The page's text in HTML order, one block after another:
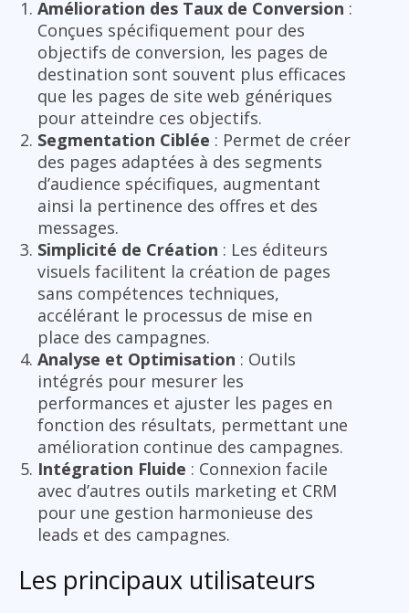
Amélioration des Taux de Conversion :
Conçues spécifiquement pour des
objectifs de conversion, les pages de
destination sont souvent plus efficaces
que les pages de site web génériques
pour atteindre ces objectifs.
Segmentation Ciblée : Permet de créer
des pages adaptées à des segments
d’audience spécifiques, augmentant
ainsi la pertinence des offres et des
messages.
Simplicité de Création : Les éditeurs
visuels facilitent la création de pages
sans compétences techniques,
accélérant le processus de mise en
place des campagnes.
Analyse et Optimisation : Outils
intégrés pour mesurer les
performances et ajuster les pages en
fonction des résultats, permettant une
amélioration continue des campagnes.
Intégration Fluide : Connexion facile
avec d’autres outils marketing et CRM
pour une gestion harmonieuse des
leads et des campagnes.
Les principaux utilisateurs